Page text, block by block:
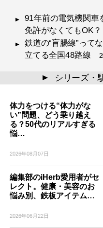
91年前の電気機関車
免許がなくてもOK
鉄道の“盲腸線”って
立てる全国48路線
▲ シリーズ・
体力をつける“体力がな
い”問題、どう乗り越え
る？50代のリアルすぎる
悩…
2026年08月07日
編集部のiHerb愛用者がセ
レクト。健康・美容のお
悩み別、鉄板アイテム…
2026年06月22日